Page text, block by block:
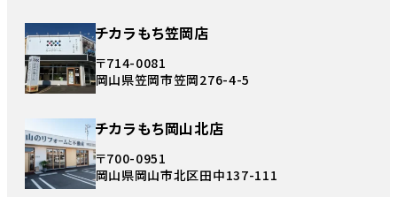
チカラもち笠岡店
〒714-0081
岡山県笠岡市笠岡276-4-5
チカラもち岡山北店
〒700-0951
岡山県岡山市北区田中137-111